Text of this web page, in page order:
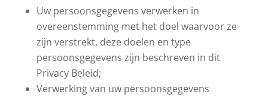
Uw persoonsgegevens verwerken in
overeenstemming met het doel waarvoor ze
zijn verstrekt, deze doelen en type
persoonsgegevens zijn beschreven in dit
Privacy Beleid;
Verwerking van uw persoonsgegevens